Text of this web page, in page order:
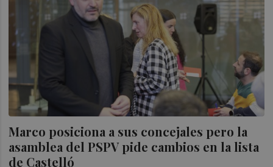
Marco posiciona a sus concejales pero la
asamblea del PSPV pide cambios en la lista
de Castelló